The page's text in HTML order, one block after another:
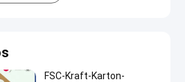
FSC-Kraft-Karton-